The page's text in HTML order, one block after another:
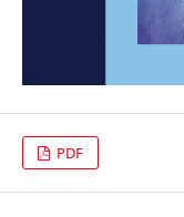
PDF